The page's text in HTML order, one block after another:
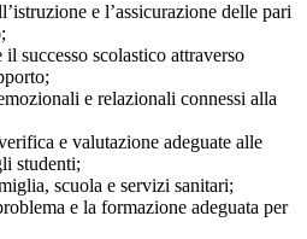
e l’assicurazione delle pari
successo scolastico attraverso
e relazionali connessi alla
e valutazione adeguate alle
studenti;
scuola e servizi sanitari;
e la formazione adeguata per